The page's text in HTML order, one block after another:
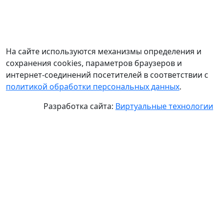
На сайте используются механизмы определения и
сохранения cookies, параметров браузеров и
интернет-соединений посетителей в соответствии с
политикой обработки персональных данных.
Разработка сайта: Виртуальные технологии